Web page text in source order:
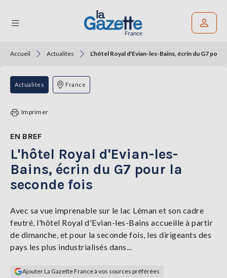
THÉMATIQUES
RÉGIONS
TENDANCES
SERVICES
LA
Se
connecter
S'abonner
Accueil Actualites L'hôtel Royal d'Evian-les-Bains, écrin du G7 pour
Actualites France
Imprimer
EN BREF
L'hôtel Royal d'Evian-les-
Bains, écrin du G7 pour la
seconde fois
Avec sa vue imprenable sur le lac Léman et son cadre
feutré, l'hôtel Royal d'Evian-les-Bains accueille à partir
de dimanche, et pour la seconde fois, les dirigeants des
pays les plus industrialisés dans...
Ajouter La Gazette France à vos sources préférées